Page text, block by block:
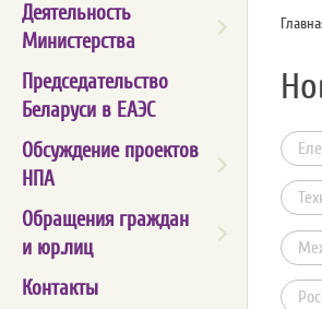
Деятельность
Министерства
Председательство
Беларуси в ЕАЭС
Обсуждение проектов
НПА
Обращения граждан
и юр.лиц
Контакты